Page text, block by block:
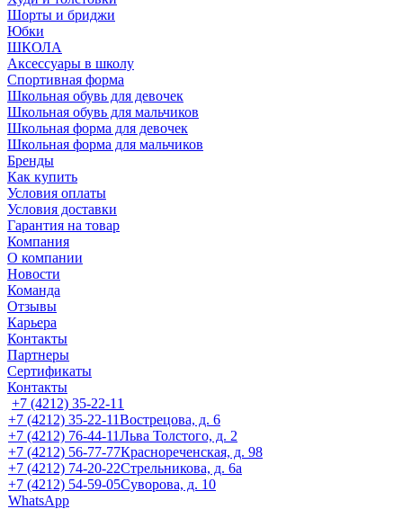
Шорты и бриджи
Юбки
ШКОЛА
Аксессуары в школу
Спортивная форма
Школьная обувь для девочек
Школьная обувь для мальчиков
Школьная форма для девочек
Школьная форма для мальчиков
Бренды
Как купить
Условия оплаты
Условия доставки
Гарантия на товар
Компания
О компании
Новости
Команда
Отзывы
Карьера
Контакты
Партнеры
Сертификаты
Контакты
+7 (4212) 35-22-11
+7 (4212) 35-22-11Вострецова, д. 6
+7 (4212) 76-44-11Льва Толстого, д. 2
+7 (4212) 56-77-77Краснореченская, д. 98
+7 (4212) 74-20-22Стрельникова, д. 6а
+7 (4212) 54-59-05Суворова, д. 10
WhatsApp